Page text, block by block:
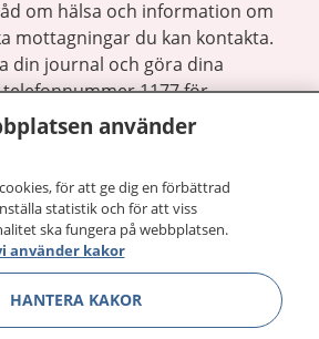
om hälsa och information om
mottagningar du kan kontakta.
din journal och göra dina
1177 för
dygnet runt.
du vill må bättre.
Visa
använder
för att ge dig en förbättrad
statistik och för att viss
ska fungera på webbplatsen.
använder kakor
HANTERA KAKOR